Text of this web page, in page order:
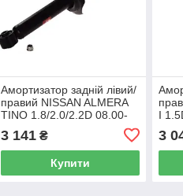
Амортизатор задній лівий/
правий NISSAN ALMERA
TINO 1.8/2.0/2.2D 08.00-
02.06 газомасляний (KYB)
OE 56210BU000
3 141₴
Купити
I
OE
3